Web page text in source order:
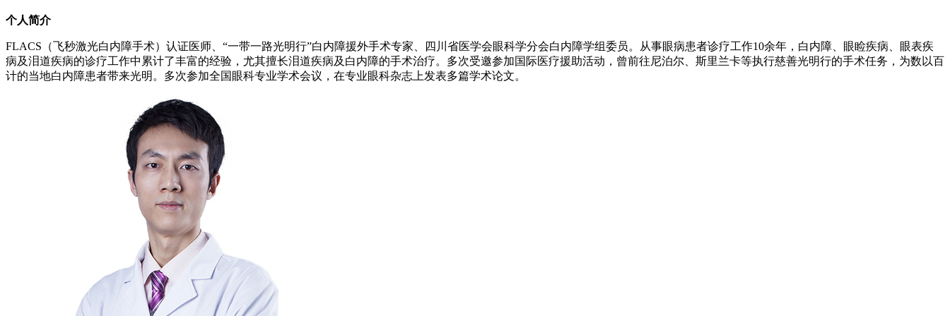
个人简介
FLACS（飞秒激光白内障手术）认证医师、“一带一路光明行”白内障援外手术专家、四川省医学会眼科学分会白内障学组委员。从事眼病患者诊疗工作10余年，白内障、眼睑疾病、眼表疾
病及泪道疾病的诊疗工作中累计了丰富的经验，尤其擅长泪道疾病及白内障的手术治疗。多次受邀参加国际医疗援助活动，曾前往尼泊尔、斯里兰卡等执行慈善光明行的手术任务，为数以百
计的当地白内障患者带来光明。多次参加全国眼科专业学术会议，在专业眼科杂志上发表多篇学术论文。